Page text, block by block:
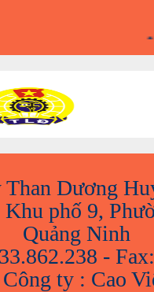
Than Dương
phố 9,
Quảng Ninh
-
ty : Cao